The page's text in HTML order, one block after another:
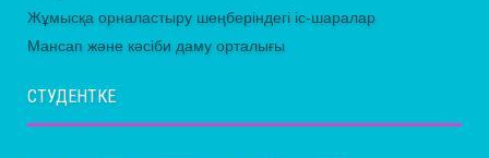
Жұмысқа орналастыру шеңберіндегі іс-шаралар
Мансап және кәсіби даму орталығы
СТУДЕНТКЕ